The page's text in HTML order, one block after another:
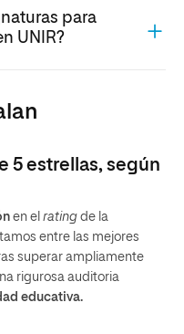
para
UNIR?
5 estrellas, según
en el rating de la
entre las mejores
superar ampliamente
rigurosa auditoria
educativa.